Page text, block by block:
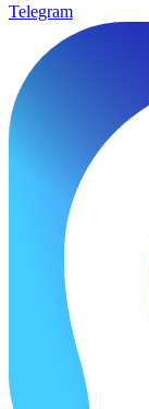
Telegram